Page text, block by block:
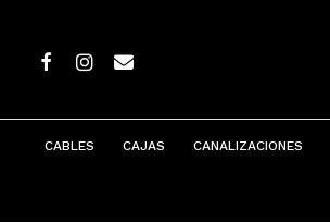
content
FACEBOOKINSTAGRAM
EMAIL
CABLES CAJAS CANALIZACIONES